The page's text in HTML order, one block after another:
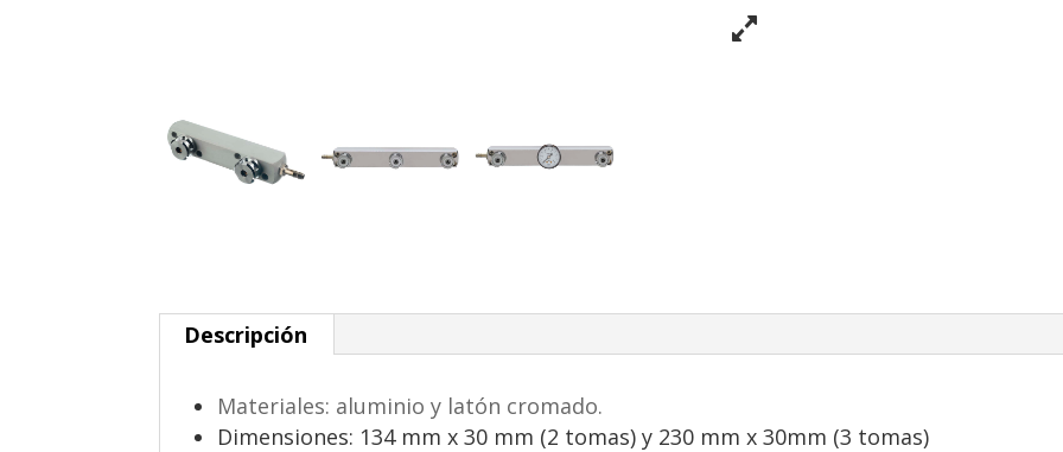
Descripción
Materiales: aluminio y latón cromado.
Dimensiones: 134 mm x 30 mm (2 tomas) y 230 mm x 30mm (3 tomas)